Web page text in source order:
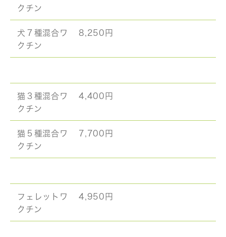
クチン
犬７種混合ワ
クチン
8,250円
猫３種混合ワ
クチン
4,400円
猫５種混合ワ
クチン
7,700円
フェレットワ
クチン
4,950円